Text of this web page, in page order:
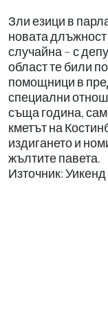
Зли езици в
новата
случайна – с
област те били
помощници в
специални
съща година,
кметът на
издигането и
жълтите павета.
Източник: Уикенд